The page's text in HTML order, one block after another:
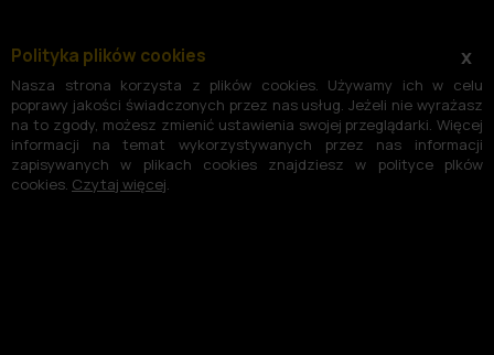
x
Polityka plików cookies
Nasza strona korzysta z plików cookies. Używamy ich w celu
poprawy jakości świadczonych przez nas usług. Jeżeli nie wyrażasz
na to zgody, możesz zmienić ustawienia swojej przeglądarki. Więcej
informacji na temat wykorzystywanych przez nas informacji
zapisywanych w plikach cookies znajdziesz w polityce plków
cookies. Czytaj więcej.